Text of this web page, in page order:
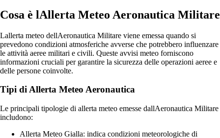
Cosa è lAllerta Meteo Aeronautica Militare
Lallerta meteo dellAeronautica Militare viene emessa quando si
prevedono condizioni atmosferiche avverse che potrebbero influenzare
le attività aeree militari e civili. Queste avvisi meteo forniscono
informazioni cruciali per garantire la sicurezza delle operazioni aeree e
delle persone coinvolte.
Tipi di Allerta Meteo Aeronautica
Le principali tipologie di allerta meteo emesse dallAeronautica Militare
includono:
Allerta Meteo Gialla: indica condizioni meteorologiche di